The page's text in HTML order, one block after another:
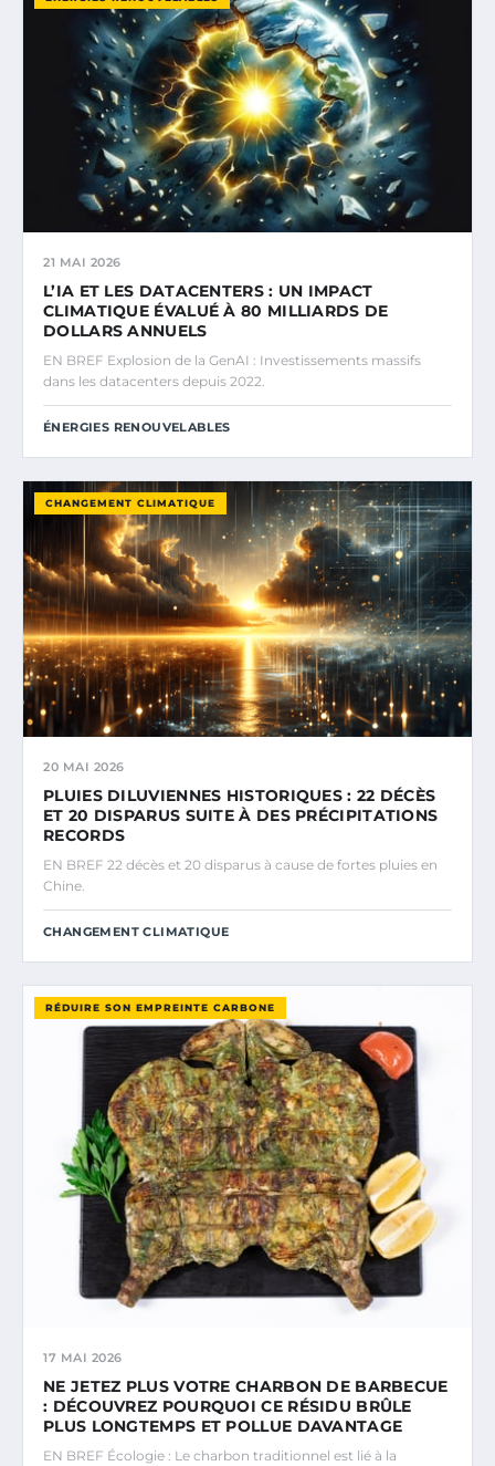
21 MAI 2026
L’IA ET LES DATACENTERS : UN IMPACT
CLIMATIQUE ÉVALUÉ À 80 MILLIARDS DE
DOLLARS ANNUELS
EN BREF Explosion de la GenAI : Investissements massifs
dans les datacenters depuis 2022.
ÉNERGIES RENOUVELABLES
CHANGEMENT CLIMATIQUE
20 MAI 2026
PLUIES DILUVIENNES HISTORIQUES : 22 DÉCÈS
ET 20 DISPARUS SUITE À DES PRÉCIPITATIONS
RECORDS
EN BREF 22 décès et 20 disparus à cause de fortes pluies en
Chine.
CHANGEMENT CLIMATIQUE
RÉDUIRE SON EMPREINTE CARBONE
17 MAI 2026
NE JETEZ PLUS VOTRE CHARBON DE BARBECUE
: DÉCOUVREZ POURQUOI CE RÉSIDU BRÛLE
PLUS LONGTEMPS ET POLLUE DAVANTAGE
EN BREF Écologie : Le charbon traditionnel est lié à la